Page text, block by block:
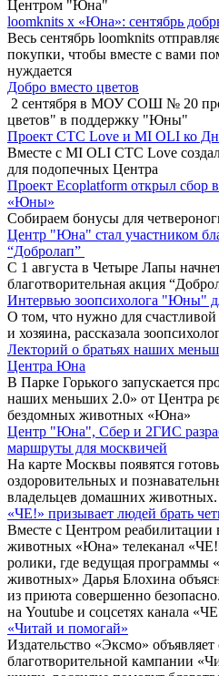
Центром "Юна"
loomknits х «Юна»: сентябрь
Весь сентябрь loomknits
покупки, чтобы вместе с вами
нуждается
Добро вместо цветов
2 сентября в МОУ СОШ № 20
цветов" в поддержку "Юны"
Проект СТС Love и MI OLI ко
Вместе с MI OLI СТС Love
для подопечных Центра
Проект Ecoplatform открыл сбор
«Юны»
Собираем бонусы для
Центр "Юна" стал участником
“Добролап”
С 1 августа в Четыре Лапы
благотворительная акция
Интервью зоопсихолога "Юны"
О том, что нужно для
и хозяина, рассказала
Лекторий о братьях наших
Центра Юна
В Парке Горького запускается
наших меньших 2.0» от Центра
бездомных животных «Юна»
Центр "Юна", Сбер и 2ГИС
маршруты для москвичей
На карте Москвы появятся
оздоровительных и
владельцев домашних животных.
«ЧЕ!» призывает людей брать
Вместе с Центром реабилитации
животных «Юна» телеканал
ролики, где ведущая программы
животных» Дарья Блохина
из приюта совершенно
на Youtube и соцсетях канала
«Читай и помогай»
Издательство «Эксмо» объявляет
благотворительной кампании